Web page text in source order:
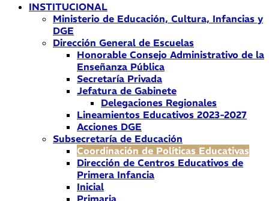
INSTITUCIONAL
Ministerio de Educación, Cultura, Infancias y
DGE
Dirección General de Escuelas
Honorable Consejo Administrativo de la
Enseñanza Pública
Secretaría Privada
Jefatura de Gabinete
Delegaciones Regionales
Lineamientos Educativos 2023-2027
Acciones DGE
Subsecretaría de Educación
Coordinación de Políticas Educativas
Dirección de Centros Educativos de
Primera Infancia
Inicial
Primaria